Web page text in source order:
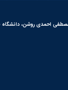
احمدی روشن، دانشگاه